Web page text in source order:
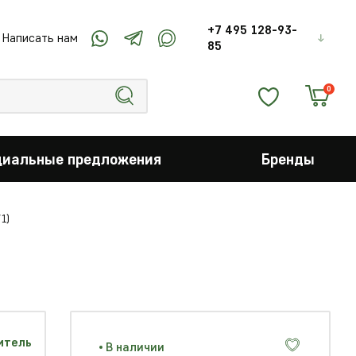
Написать нам
+7 495 128-93-
85
0
предложения Бренды
В наличии